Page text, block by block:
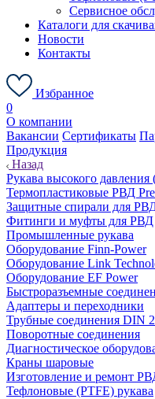
Сервисное
Каталоги для
Новости
Контакты
Избранное
0
О компании
Вакансии Сертификаты
Продукция
Назад
Рукава высокого
Термопластиковые РВД
Защитные спирали для
Фитинги и муфты для РВД
Промышленные рукава
Оборудование Finn-Power
Оборудование Link
Оборудование EF Power
Быстроразъемные
Адаптеры и переходники
Трубные соединения DIN
Поворотные соединения
Диагностическое
Краны шаровые
Изготовление и ремонт
Тефлоновые (PTFE) рукава